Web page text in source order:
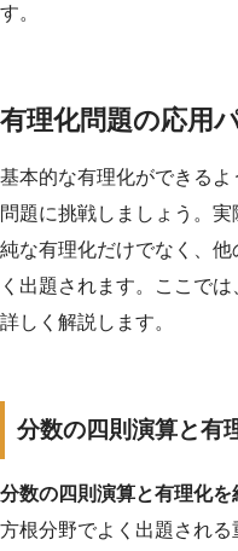
す。
有理化問題の応用
基本的な有理化ができる
問題に挑戦しましょう。
純な有理化だけでなく、
く出題されます。ここで
詳しく解説します。
分数の四則演算と有
分数の四則演算と有理化を
方根分野でよく出題され